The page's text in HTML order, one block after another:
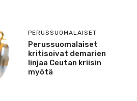
PERUSSUOMALAISET
Perussuomalaiset
kritisoivat demarien
linjaa Ceutan kriisin
myötä